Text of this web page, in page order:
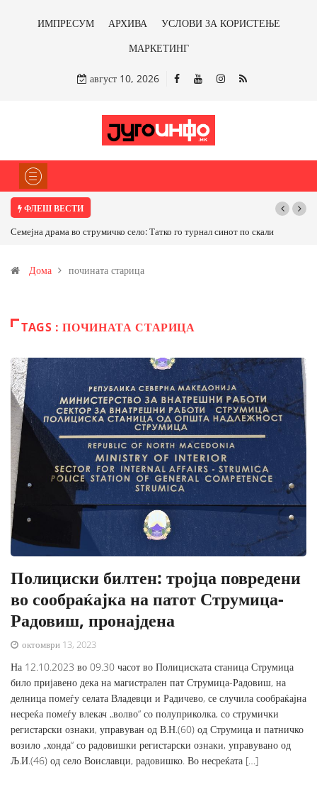
ИМПРЕСУМ АРХИВА
УСЛОВИ ЗА КОРИСТЕЊЕ
МАРКЕТИНГ
август 10, 2026
ФЛЕШ ВЕСТИ
Семејна драма во струмичко село: Татко го турнал синот по скали
Дома почината старица
TAGS : ПОЧИНАТА СТАРИЦА
Полициски билтен: тројца повредени
во сообраќајка на патот Струмица-
Радовиш, пронајдена
октомври 13, 2023
На 12.10.2023 во 09.30 часот во Полициската станица Струмица
било пријавено дека на магистрален пат Струмица-Радовиш, на
делница помеѓу селата Владевци и Радичево, се случила сообраќајна
несреќа помеѓу влекач „волво“ со полуприколка, со струмички
регистарски ознаки, управуван од В.Н.(60) од Струмица и патничко
возило „хонда“ со радовишки регистарски ознаки, управувано од
Љ.И.(46) од село Воиславци, радовишко. Во несреќата […]